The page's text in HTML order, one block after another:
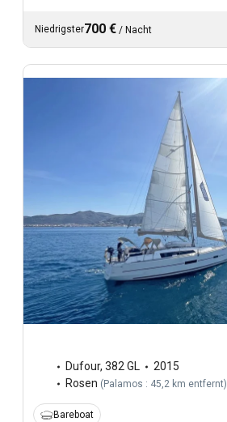
Niedrigster700 € / Nacht
Dufour, 382 GL
2015
Rosen ( Palamos : 45,2 km entfernt)
Bareboat